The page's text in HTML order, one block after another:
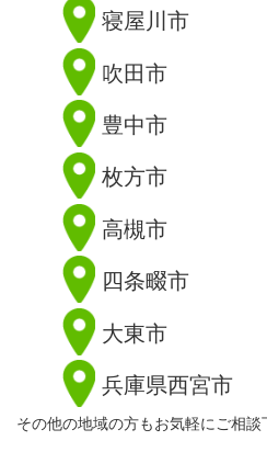
寝屋川市
吹田市
豊中市
枚方市
高槻市
四条畷市
大東市
兵庫県西宮市
その他の地域の方もお気軽にご相談